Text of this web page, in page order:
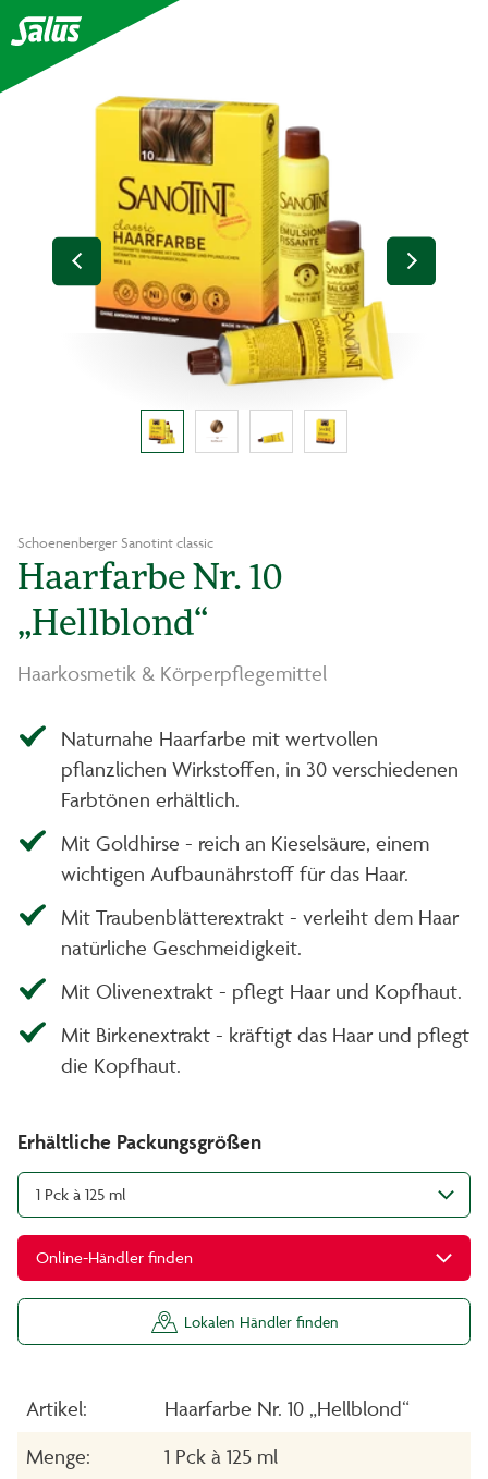
Schoenenberger Sanotint classic
Haarfarbe Nr. 10
„Hellblond“
Haarkosmetik & Körperpflegemittel
Naturnahe Haarfarbe mit wertvollen
pflanzlichen Wirkstoffen, in 30 verschiedenen
Farbtönen erhältlich.
Mit Goldhirse - reich an Kieselsäure, einem
wichtigen Aufbaunährstoff für das Haar.
Mit Traubenblätterextrakt - verleiht dem Haar
natürliche Geschmeidigkeit.
Mit Olivenextrakt - pflegt Haar und Kopfhaut.
Mit Birkenextrakt - kräftigt das Haar und pflegt
die Kopfhaut.
Erhältliche Packungsgrößen
1 Pck à 125 ml
Online-Händler finden
Lokalen Händler finden
Artikel:
Haarfarbe Nr. 10 „Hellblond“
Menge:
1 Pck à 125 ml